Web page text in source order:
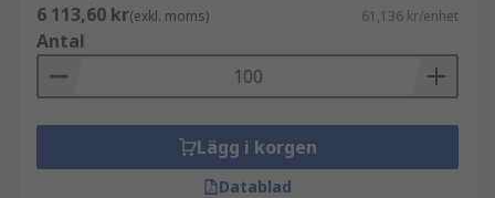
6 113,60 kr(exkl. moms) 61,136 kr/enhet
Antal
Lägg i korgen
Datablad